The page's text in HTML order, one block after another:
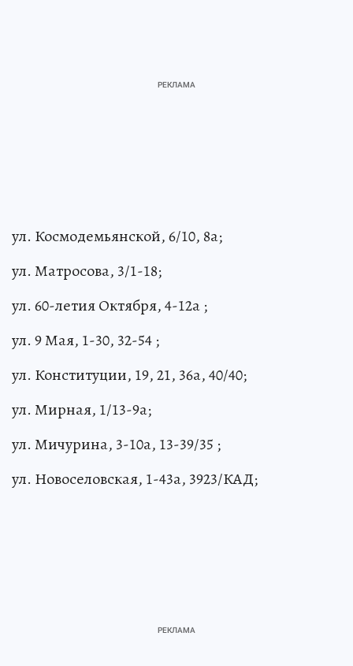
ул. Космодемьянской, 6/10, 8а;
ул. Матросова, 3/1-18;
ул. 60-летия Октября, 4-12а ;
ул. 9 Мая, 1-30, 32-54 ;
ул. Конституции, 19, 21, 36а, 40/40;
ул. Мирная, 1/13-9а;
ул. Мичурина, 3-10а, 13-39/35 ;
ул. Новоселовская, 1-43а, 3923/КАД;